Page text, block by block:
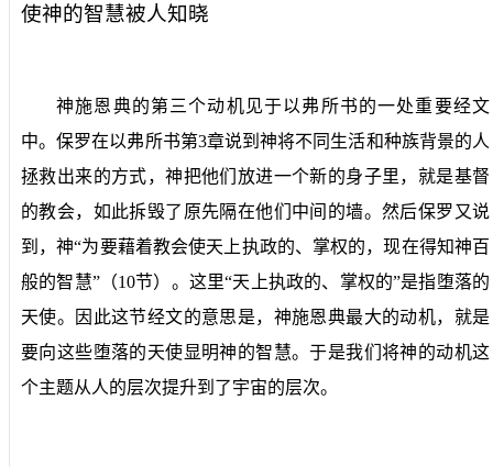
使神的智慧被人知晓
神施恩典的第三个动机见于以弗所书的一处重要经文
中。保罗在以弗所书第3章说到神将不同生活和种族背景的人
拯救出来的方式，神把他们放进一个新的身子里，就是基督
的教会，如此拆毁了原先隔在他们中间的墙。然后保罗又说
到，神“为要藉着教会使天上执政的、掌权的，现在得知神百
般的智慧”（10节）。这里“天上执政的、掌权的”是指堕落的
天使。因此这节经文的意思是，神施恩典最大的动机，就是
要向这些堕落的天使显明神的智慧。于是我们将神的动机这
个主题从人的层次提升到了宇宙的层次。